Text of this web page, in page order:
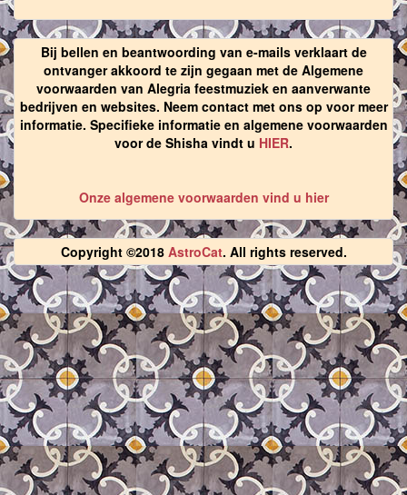
Bij bellen en beantwoording van e-mails verklaart de
ontvanger akkoord te zijn gegaan met de Algemene
voorwaarden van Alegria feestmuziek en aanverwante
bedrijven en websites. Neem contact met ons op voor meer
informatie. Specifieke informatie en algemene voorwaarden
voor de Shisha vindt u HIER.
Onze algemene voorwaarden vind u hier
Copyright ©2018 AstroCat. All rights reserved.